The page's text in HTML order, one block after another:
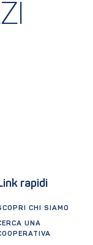
rapidi
CHI SIAMO
UNA